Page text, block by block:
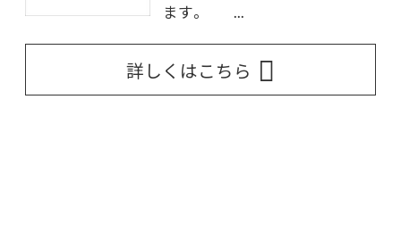
ます。 ...
詳しくはこちら